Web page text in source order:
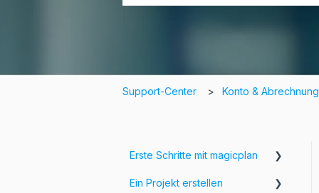
Support-Center Konto & Abrechnung
Erste Schritte mit magicplan
Einführung in magicplan
Ein Projekt erstellen